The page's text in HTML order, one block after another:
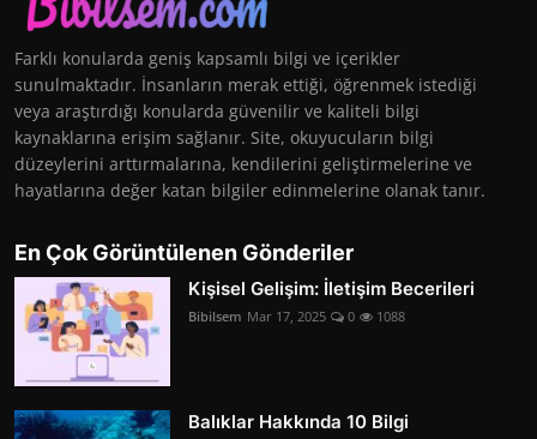
Farklı konularda geniş kapsamlı bilgi ve içerikler
sunulmaktadır. İnsanların merak ettiği, öğrenmek istediği
veya araştırdığı konularda güvenilir ve kaliteli bilgi
kaynaklarına erişim sağlanır. Site, okuyucuların bilgi
düzeylerini arttırmalarına, kendilerini geliştirmelerine ve
hayatlarına değer katan bilgiler edinmelerine olanak tanır.
En Çok Görüntülenen Gönderiler
Kişisel Gelişim: İletişim Becerileri
Bibilsem Mar 17, 2025 0 1088
Balıklar Hakkında 10 Bilgi